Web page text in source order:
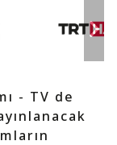
- TV de